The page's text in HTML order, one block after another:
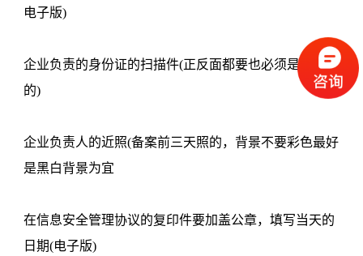
电子版)
企业负责的身份证的扫描件(正反面都要也必须是彩色
的)
企业负责人的近照(备案前三天照的，背景不要彩色最好
是黑白背景为宜
在信息安全管理协议的复印件要加盖公章，填写当天的
日期(电子版)